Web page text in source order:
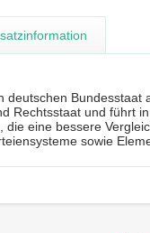
deutschen
Rechtsstaat und führt
die eine bessere
sowie